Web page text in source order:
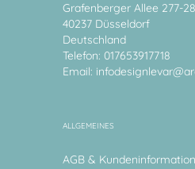
Grafenberger Allee 277-
40237 Düsseldorf
Deutschland
Telefon: 017653917718
Email:
ALLGEMEINES
AGB &